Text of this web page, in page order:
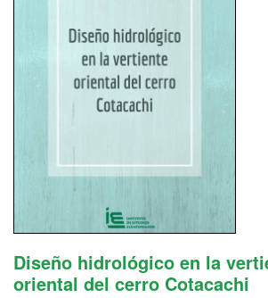
Diseño hidrológico en la
oriental del cerro Cotacachi